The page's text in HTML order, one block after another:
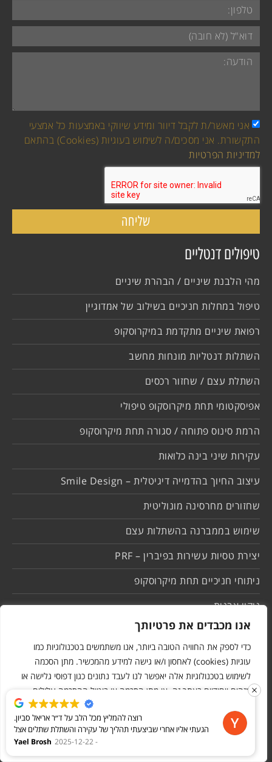
אנו מכבדים את פרטיותך
כדי לספק את החוויה הטובה ביותר, אנו משתמשים בטכנולוגיות כמו
עוגיות (cookies) לאחסון ו/או גישה למידע מהמכשיר. מתן הסכמה
לשימוש בטכנולוגיות אלה יאפשר לנו לעבד נתונים כגון דפוסי גלישה או
מזהים ייחודיים באתר זה. אי מתן הסכמה או ביטול ההסכמה עלולים
להשפיע לרעה על תפקודן של תכונות מסוימות ועל ביצועי האתר.
ערוך שינויים דחה הכל אשר הכל
אני מאשר/ת לקבל דיוור ומידע שיווקי באמצעות כל אמצעי
התקשורת. אני מסכים/ה לשימוש בעוגיות (Cookies) בהתאם
למדיניות הפרטיות
שליחה
טיפולים דנטליים
מהי הלבנת שיניים / הבהרת שיניים
טיפול במחלות חניכיים בשילוב של אמדוגיין
רפואת שיניים מתקדמת במיקרוסקופ
השתלות דנטליות מונחות מחשב
השתלת עצם / שחזור רכסים
אפיסקטומי תחת מיקרוסקופ טיפולי
הרמת סינוס פתוחה / סגורה תחת מיקרוסקופ
עקירות שיני בינה כלואות
עיצוב החיוך בהדמייה דיגיטלית – Smile Design
שחזורים מחרסינה מונוליטית
שימוש בממברנה בהשתלות עצם
יצירת טסיות עשירות בפיברין – PRF
ניתוחי חניכיים תחת מיקרוסקופ
ניקוי אבנית
יישור שיניים נסתר
תמונות לפני ואחרי
רוצה להמליץ מכל הלב על ד״ר אריאל סביון.
הגעתי אליו אחרי שביצעתי תהליך של עקירה והשתלת שתלים אצל
רופא אחר. לצערי, המצב הדנטלי שלי היה רחוק מלהיות טוב,
Yael Brosh 2025-12-22